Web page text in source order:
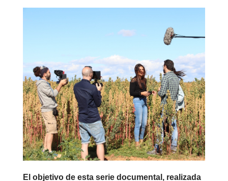
El objetivo de esta serie documental, realizada